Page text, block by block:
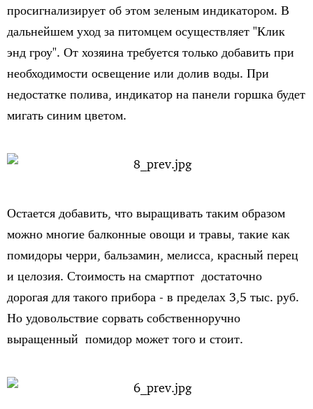
просигнализирует об этом зеленым индикатором. В
дальнейшем уход за питомцем осуществляет "Клик
энд гроу". От хозяина требуется только добавить при
необходимости освещение или долив воды. При
недостатке полива, индикатор на панели горшка будет
мигать синим цветом.
Остается добавить, что выращивать таким образом
можно многие балконные овощи и травы, такие как
помидоры черри, бальзамин, мелисса, красный перец
и целозия. Стоимость на смартпот достаточно
дорогая для такого прибора - в пределах 3,5 тыс. руб.
Но удовольствие сорвать собственноручно
выращенный помидор может того и стоит.